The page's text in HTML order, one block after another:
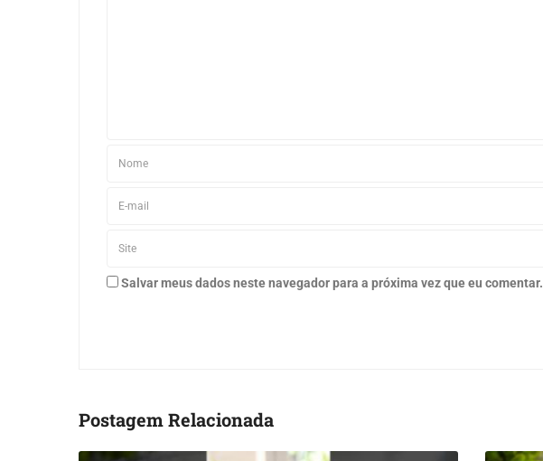
Salvar meus dados neste navegador para a próxima vez que eu comentar.
Postagem Relacionada